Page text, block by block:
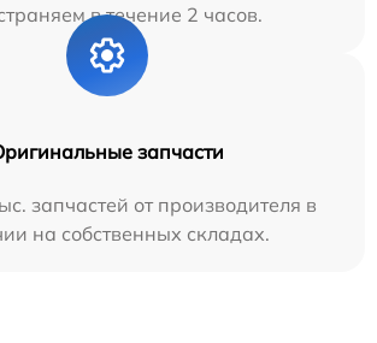
в течение 2 часов.
запчасти
запчастей от производителя в
на собственных складах.